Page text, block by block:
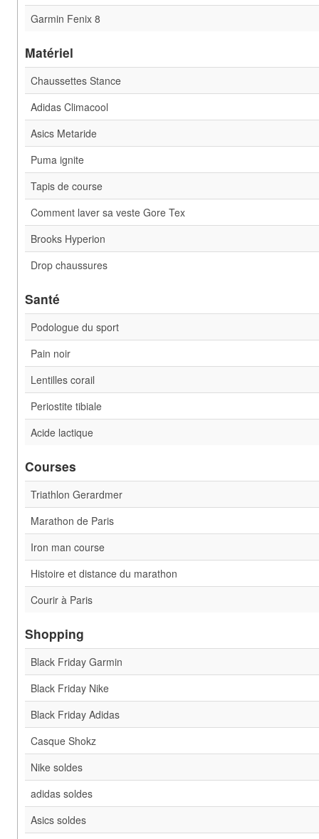
Garmin Fenix 8
Matériel
Chaussettes Stance
Adidas Climacool
Asics Metaride
Puma ignite
Tapis de course
Comment laver sa veste Gore Tex
Brooks Hyperion
Drop chaussures
Santé
Podologue du sport
Pain noir
Lentilles corail
Periostite tibiale
Acide lactique
Courses
Triathlon Gerardmer
Marathon de Paris
Iron man course
Histoire et distance du marathon
Courir à Paris
Shopping
Black Friday Garmin
Black Friday Nike
Black Friday Adidas
Casque Shokz
Nike soldes
adidas soldes
Asics soldes